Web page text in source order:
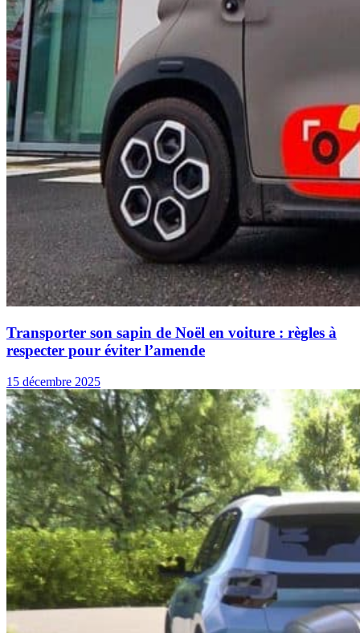
Transporter son sapin de Noël en voiture : règles à
respecter pour éviter l’amende
15 décembre 2025